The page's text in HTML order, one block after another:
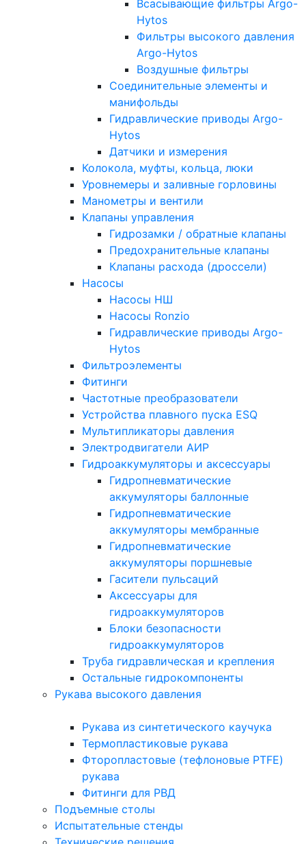
Всасывающие фильтры Argo-
Hytos
Фильтры высокого давления
Argo-Hytos
Воздушные фильтры
Соединительные элементы и
манифольды
Гидравлические приводы Argo-
Hytos
Датчики и измерения
Колокола, муфты, кольца, люки
Уровнемеры и заливные горловины
Манометры и вентили
Клапаны управления
Гидрозамки / обратные клапаны
Предохранительные клапаны
Клапаны расхода (дроссели)
Насосы
Насосы НШ
Насосы Ronzio
Гидравлические приводы Argo-
Hytos
Фильтроэлементы
Фитинги
Частотные преобразователи
Устройства плавного пуска ESQ
Мультипликаторы давления
Электродвигатели АИР
Гидроаккумуляторы и аксессуары
Гидропневматические
аккумуляторы баллонные
Гидропневматические
аккумуляторы мембранные
Гидропневматические
аккумуляторы поршневые
Гасители пульсаций
Аксессуары для
гидроаккумуляторов
Блоки безопасности
гидроаккумуляторов
Труба гидравлическая и крепления
Остальные гидрокомпоненты
Рукава высокого давления
Рукава из синтетического каучука
Термопластиковые рукава
Фторопластовые (тефлоновые PTFE)
рукава
Фитинги для РВД
Подъемные столы
Испытательные стенды